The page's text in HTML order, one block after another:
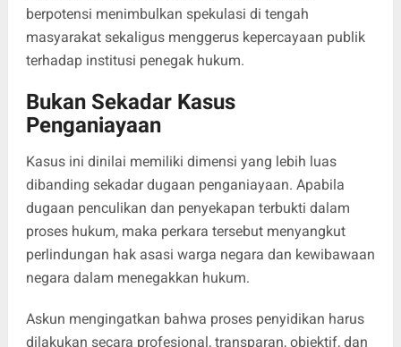
berpotensi menimbulkan spekulasi di tengah
masyarakat sekaligus menggerus kepercayaan publik
terhadap institusi penegak hukum.
Bukan Sekadar Kasus
Penganiayaan
Kasus ini dinilai memiliki dimensi yang lebih luas
dibanding sekadar dugaan penganiayaan. Apabila
dugaan penculikan dan penyekapan terbukti dalam
proses hukum, maka perkara tersebut menyangkut
perlindungan hak asasi warga negara dan kewibawaan
negara dalam menegakkan hukum.
Askun mengingatkan bahwa proses penyidikan harus
dilakukan secara profesional, transparan, objektif, dan